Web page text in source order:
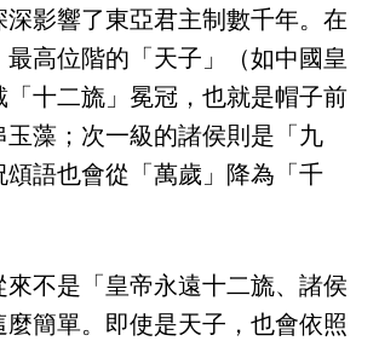
深影響了東亞君主制數千年。在
最高位階的「天子」（如中國皇
「十二旒」冕冠，也就是帽子前
玉藻；次一級的諸侯則是「九
頌語也會從「萬歲」降為「千
來不是「皇帝永遠十二旒、諸侯
麼簡單。即使是天子，也會依照